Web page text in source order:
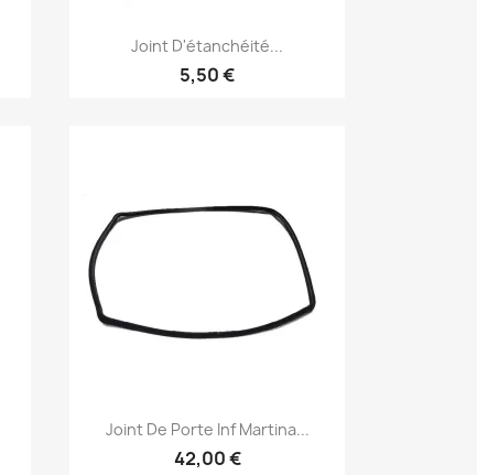
Aperçu rapide
Joint D'étanchéité...
5,50 €
Aperçu rapide
Joint De Porte Inf Martina...
42,00 €